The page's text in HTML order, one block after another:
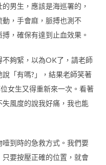
男生，應該是海巡署的，
，手會麻，脈搏也測不
，確保有達到止血效果。
夠緊，以為OK了，請老師
「有嗎?」，結果老師笑著
女生又得重新來一次。看著
風度的說我好痛，我也能
到時的急救方式。我們要
要按壓正確的位置，就會